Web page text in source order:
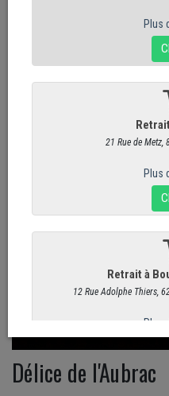
Délice de l'Aubrac